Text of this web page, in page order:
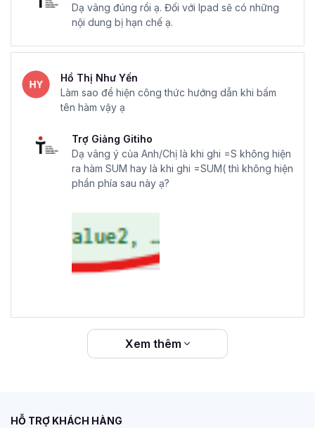
Dạ vâng đúng rồi ạ. Đối với Ipad sẽ có những
nội dung bị hạn chế ạ.
Hồ Thị Như Yến
Làm sao để hiện công thức hướng dẫn khi bấm
tên hàm vậy ạ
Trợ Giảng Gitiho
Dạ vâng ý của Anh/Chị là khi ghi =S không hiện
ra hàm SUM hay là khi ghi =SUM( thì không hiện
phần phía sau này ạ?
Xem thêm
HỖ TRỢ KHÁCH HÀNG